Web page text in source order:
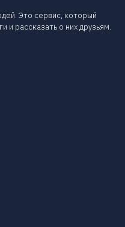
Это сервис, который
и рассказать о них друзьям.